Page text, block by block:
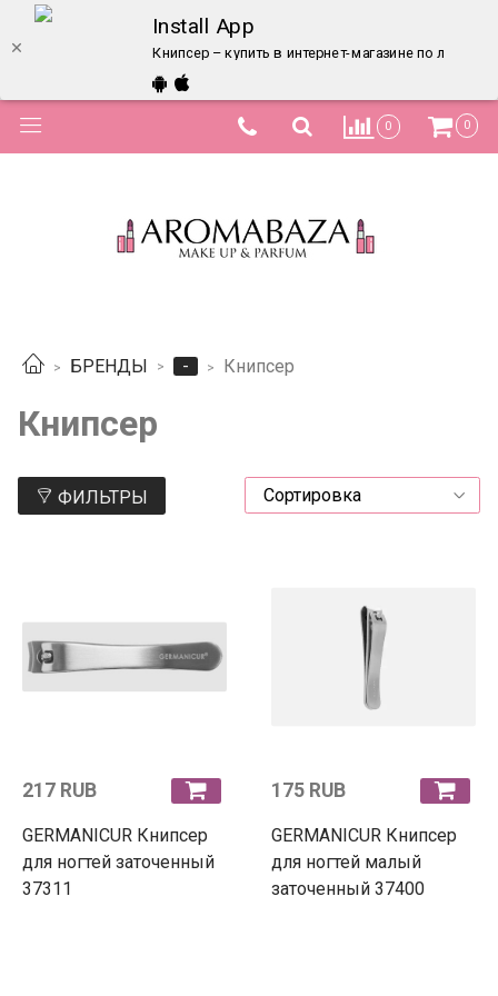
Install App
Книпсер – купить в интернет-магазине по лучшей
0 0
БРЕНДЫ - Книпсер
Книпсер
ФИЛЬТРЫ
217 RUB
GERMANIСUR Книпсер
для ногтей заточенный
37311
175 RUB
GERMANIСUR Книпсер
для ногтей малый
заточенный 37400